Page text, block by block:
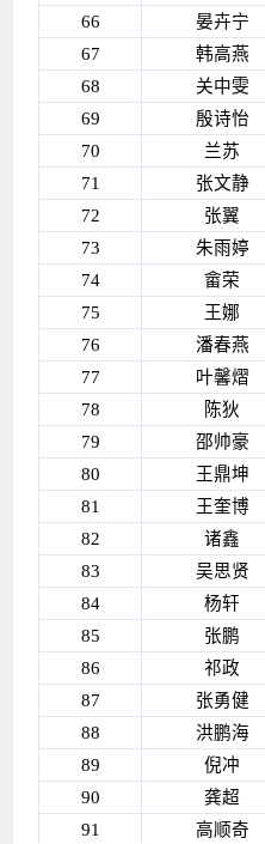
66
晏卉宁
67
韩高燕
68
关中雯
69
殷诗怡
70
兰苏
71
张文静
72
张翼
73
朱雨婷
74
畲荣
75
王娜
76
潘春燕
77
叶馨熠
78
陈狄
79
邵帅豪
80
王鼎坤
81
王奎博
82
诸鑫
83
吴思贤
84
杨轩
85
张鹏
86
祁政
87
张勇健
88
洪鹏海
89
倪冲
90
龚超
91
高顺奇